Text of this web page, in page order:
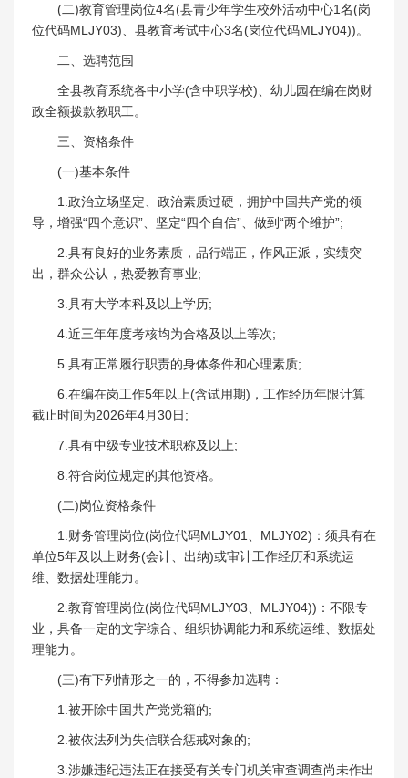
(二)教育管理岗位4名(县青少年学生校外活动中心1名(岗
位代码MLJY03)、县教育考试中心3名(岗位代码MLJY04))。
二、选聘范围
全县教育系统各中小学(含中职学校)、幼儿园在编在岗财
政全额拨款教职工。
三、资格条件
(一)基本条件
1.政治立场坚定、政治素质过硬，拥护中国共产党的领
导，增强“四个意识”、坚定“四个自信”、做到“两个维护”;
2.具有良好的业务素质，品行端正，作风正派，实绩突
出，群众公认，热爱教育事业;
3.具有大学本科及以上学历;
4.近三年年度考核均为合格及以上等次;
5.具有正常履行职责的身体条件和心理素质;
6.在编在岗工作5年以上(含试用期)，工作经历年限计算
截止时间为2026年4月30日;
7.具有中级专业技术职称及以上;
8.符合岗位规定的其他资格。
(二)岗位资格条件
1.财务管理岗位(岗位代码MLJY01、MLJY02)：须具有在
单位5年及以上财务(会计、出纳)或审计工作经历和系统运
维、数据处理能力。
2.教育管理岗位(岗位代码MLJY03、MLJY04))：不限专
业，具备一定的文字综合、组织协调能力和系统运维、数据处
理能力。
(三)有下列情形之一的，不得参加选聘：
1.被开除中国共产党党籍的;
2.被依法列为失信联合惩戒对象的;
3.涉嫌违纪违法正在接受有关专门机关审查调查尚未作出